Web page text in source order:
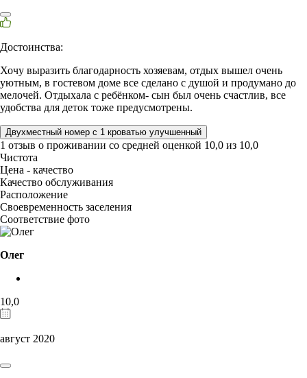
Достоинства:
Хочу выразить благодарность хозяевам, отдых вышел очень
уютным, в гостевом доме все сделано с душой и продумано до
мелочей. Отдыхала с ребёнком- сын был очень счастлив, все
удобства для деток тоже предусмотрены.
Двухместный номер с 1 кроватью улучшенный
1 отзыв о проживании со средней оценкой 10,0 из 10,0
Чистота
Цена - качество
Качество обслуживания
Расположение
Своевременность заселения
Соответствие фото
Олег
10,0
август 2020